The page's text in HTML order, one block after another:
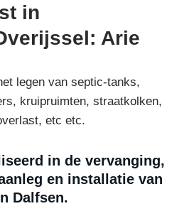
in
Arie
legen van septic-tanks,
kruipruimten, straatkolken,
etc etc.
in de vervanging,
en installatie van
Dalfsen.